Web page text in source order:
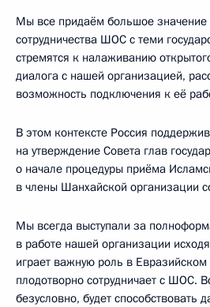
Мы все придаём большое значение
сотрудничества ШОС с теми
стремятся к налаживанию
диалога с нашей организацией,
возможность подключения к её
В этом контексте Россия
на утверждение Совета глав
о начале процедуры приёма
в члены Шанхайской организации
Мы всегда выступали за
в работе нашей организации
играет важную роль в
плодотворно сотрудничает с ШОС.
безусловно, будет способствовать